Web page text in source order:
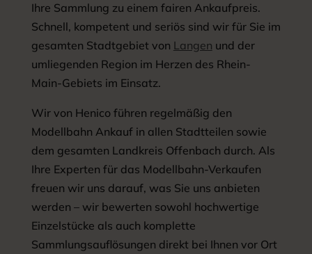
Ihre Sammlung zu einem fairen Ankaufpreis.
Schnell, kompetent und seriös sind wir für Sie im
gesamten Stadtgebiet von Langen und der
umliegenden Region im Herzen des Rhein-
Main-Gebiets im Einsatz.
Wir von Henico führen regelmäßig den
Modellbahn Ankauf in allen Stadtteilen sowie
dem gesamten Landkreis Offenbach durch. Als
Ihre Experten für das Modellbahn-Verkaufen
freuen wir uns darauf, was Sie uns anbieten
werden – wir bewerten sowohl hochwertige
Einzelstücke als auch komplette
Sammlungsauflösungen direkt bei Ihnen vor Ort